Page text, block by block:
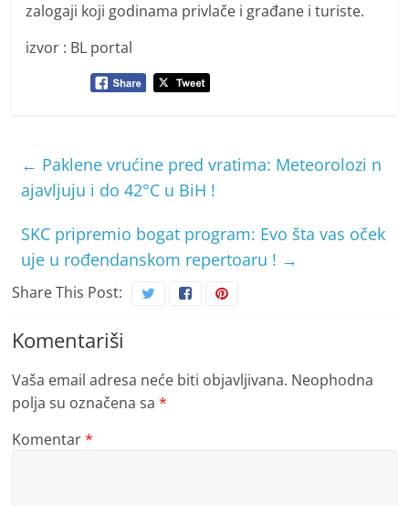
zalogaji koji godinama privlače i građane i turiste.
izvor : BL portal
← Paklene vrućine pred vratima: Meteorolozi n
ajavljuju i do 42°C u BiH !
SKC pripremio bogat program: Evo šta vas oček
uje u rođendanskom repertoaru ! →
Share This Post:
Komentariši
Vaša email adresa neće biti objavljivana. Neophodna
polja su označena sa*
Komentar*